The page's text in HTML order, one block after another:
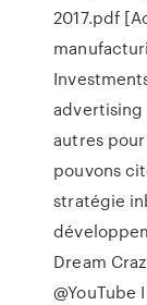
2017.pdf
autres
pouvons
stratégie
Dream